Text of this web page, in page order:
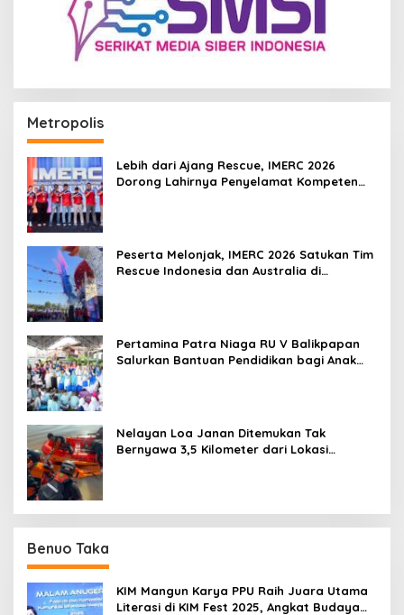
Metropolis
Lebih dari Ajang Rescue, IMERC 2026
Dorong Lahirnya Penyelamat Kompeten
Peserta Melonjak, IMERC 2026 Satukan Tim
Rescue Indonesia dan Australia di
Pertamina Patra Niaga RU V Balikpapan
Salurkan Bantuan Pendidikan bagi Anak
Nelayan Loa Janan Ditemukan Tak
Bernyawa 3,5 Kilometer dari Lokasi
Benuo Taka
KIM Mangun Karya PPU Raih Juara Utama
Literasi di KIM Fest 2025, Angkat Budaya